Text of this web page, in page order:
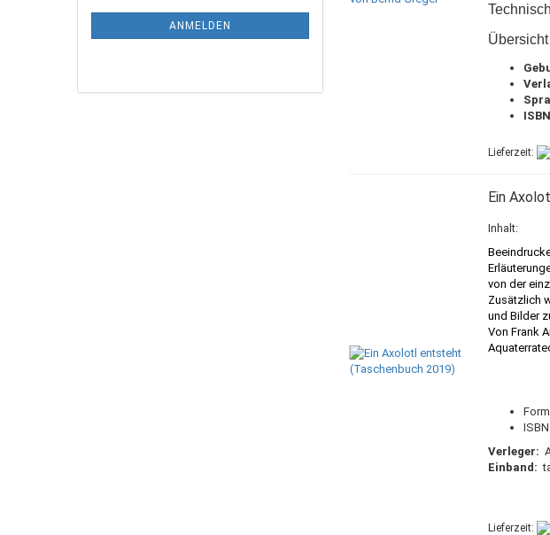
Lieferzeit:
Ein
Inhalt:
von der
Zusätzlich
und Bilder
Von Frank
Verleger:
Einband:
Lieferzeit:
ANMELDEN